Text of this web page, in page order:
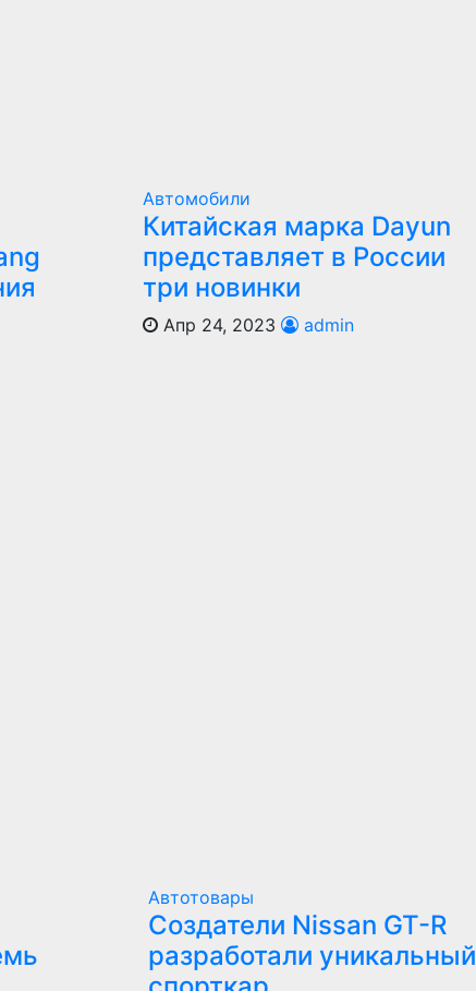
Автомобили
Китайская марка Dayun
представляет в России
три новинки
Апр 24, 2023 admin
Автотовары
Создатели Nissan GT-R
разработали уникальный